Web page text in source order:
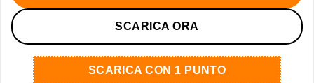
SCARICA ORA
SCARICA CON 1 PUNTO